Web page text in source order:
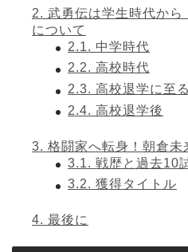
2. 武勇伝は学生時代か
について
2.1. 中学時代
2.2. 高校時代
2.3. 高校退学に至
2.4. 高校退学後
3. 格闘家へ転身！朝倉
3.1. 戦歴と過去10
3.2. 獲得タイトル
4. 最後に